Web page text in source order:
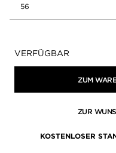
56
Verfügbarkeit:
VERFÜGBAR
ZUM
ZUR
KOSTENLOSER